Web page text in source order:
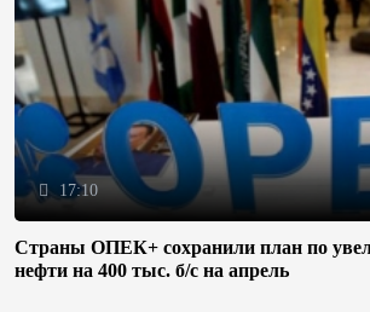
17:10
Страны ОПЕК+ сохранили план по
нефти на 400 тыс. б/с на апрель